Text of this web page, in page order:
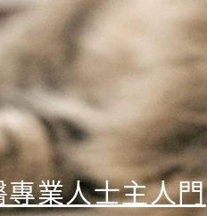
專業人士主人門